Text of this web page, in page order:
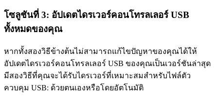
โซลูชันที่ 3: อัปเดตไดรเวอร์คอนโทรลเลอร์ USB
ทั้งหมดของคุณ
หากทั้งสองวิธีข้างต้นไม่สามารถแก้ไขปัญหาของคุณได้ให้
อัปเดตไดรเวอร์คอนโทรลเลอร์ USB ของคุณเป็นเวอร์ชันล่าสุด
มีสองวิธีที่คุณจะได้รับไดรเวอร์ที่เหมาะสมสำหรับไฟล์ตัว
ควบคุม USB: ด้วยตนเองหรือโดยอัตโนมัติ